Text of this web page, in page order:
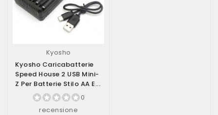
Kyosho
Kyosho Caricabatterie
Speed House 2 USB Mini-
Z Per Batterie Stilo AA E...
0
recensione